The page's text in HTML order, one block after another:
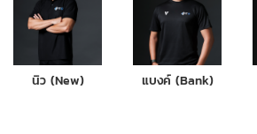
นิว (New) แบงค์ (Bank)